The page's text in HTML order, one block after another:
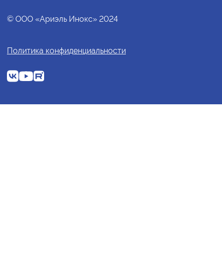
© ООО «Ариэль Инокс» 2024
Политика конфиденциальности